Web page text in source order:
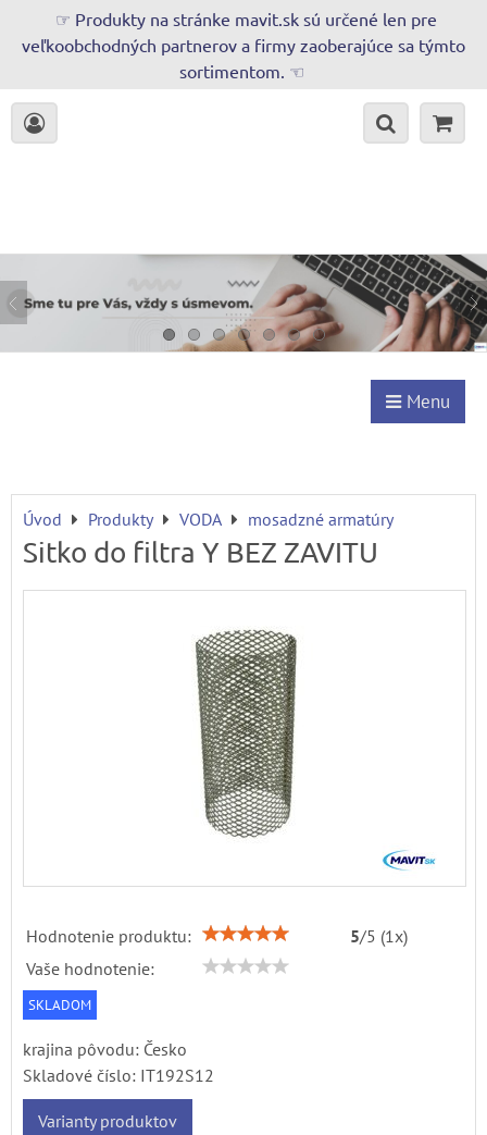
☞ Produkty na stránke mavit.sk sú určené len pre
veľkoobchodných partnerov a firmy zaoberajúce sa týmto
sortimentom. ☜
Menu
Úvod Produkty VODA mosadzné armatúry
Sitko do filtra Y BEZ ZAVITU
Hodnotenie produktu: 5/5 (1 x)
Vaše hodnotenie:
SKLADOM
krajina pôvodu: Česko
Skladové číslo: IT192S12
Varianty produktov